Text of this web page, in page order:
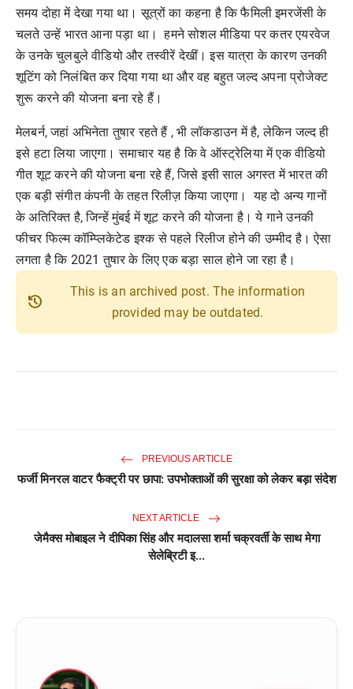
समय दोहा में देखा गया था। सूत्रों का कहना है कि फैमिली इमरजेंसी के
चलते उन्हें भारत आना पड़ा था। हमने सोशल मीडिया पर कतर एयरवेज
के उनके चुलबुले वीडियो और तस्वीरें देखीं। इस यात्रा के कारण उनकी
शूटिंग को निलंबित कर दिया गया था और वह बहुत जल्द अपना प्रोजेक्ट
शुरू करने की योजना बना रहे हैं।
मेलबर्न, जहां अभिनेता तुषार रहते हैं , भी लॉकडाउन में है, लेकिन जल्द ही
इसे हटा लिया जाएगा। समाचार यह है कि वे ऑस्ट्रेलिया में एक वीडियो
गीत शूट करने की योजना बना रहे हैं, जिसे इसी साल अगस्त में भारत की
एक बड़ी संगीत कंपनी के तहत रिलीज़ किया जाएगा। यह दो अन्य गानों
के अतिरिक्त है, जिन्हें मुंबई में शूट करने की योजना है। ये गाने उनकी
फीचर फिल्म कॉम्प्लिकेटेड इश्क से पहले रिलीज होने की उम्मीद है। ऐसा
लगता है कि 2021 तुषार के लिए एक बड़ा साल होने जा रहा है।
history
This is an archived post. The information
provided may be outdated.
PREVIOUS ARTICLE
फर्जी मिनरल वाटर फैक्ट्री पर छापा: उपभोक्ताओं की सुरक्षा को लेकर बड़ा संदेश
NEXT ARTICLE
जेमैक्स मोबाइल ने दीपिका सिंह और मदालसा शर्मा चक्रवर्ती के साथ मेगा
सेलेब्रिटी इ...